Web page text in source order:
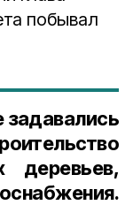
побывал
задавались
деревьев,